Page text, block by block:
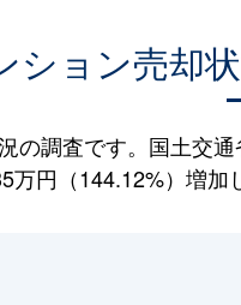
ョン売却
の調査です。国土交
円（144.12%）増加